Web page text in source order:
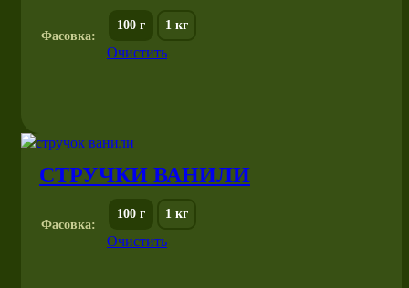
Фасовка:
100 г 1 кг
Очистить
СТРУЧКИ ВАНИЛИ
Фасовка:
100 г 1 кг
Очистить